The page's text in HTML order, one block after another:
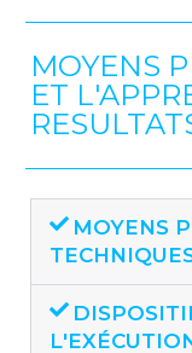
MOYENS
ET
MOYENS